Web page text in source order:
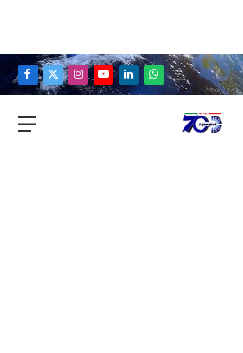
Facebook
X
Instagram
YouTubeLinkedInWhatsApp